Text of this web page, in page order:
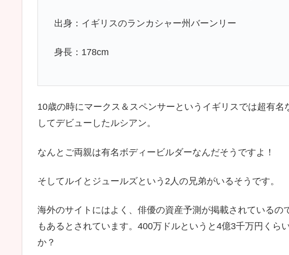
出身：イギリスのランカシャー州バーンリー
身長：178cm
10歳の時にマークス＆スペンサーというイギリスでは超有名
してデビューしたルシアン。
なんとご両親は有名ボディービルダーなんだそうですよ！
そしてルイとジュールズという2人の兄弟がいるそうです。
海外のサイトにはよく、俳優の資産予測が掲載されているの
もあるとされています。400万ドルというと4億3千万円くら
か？